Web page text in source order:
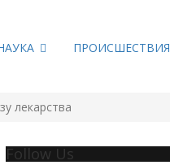
ПРОИСШЕСТВИЯ
лекарства
Follow Us